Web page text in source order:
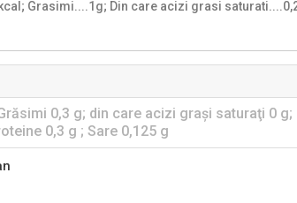
Grasimi....1g; Din care acizi grasi
0,3 g; din care acizi graşi saturaţi 0 g;
0,3 g ; Sare 0,125 g